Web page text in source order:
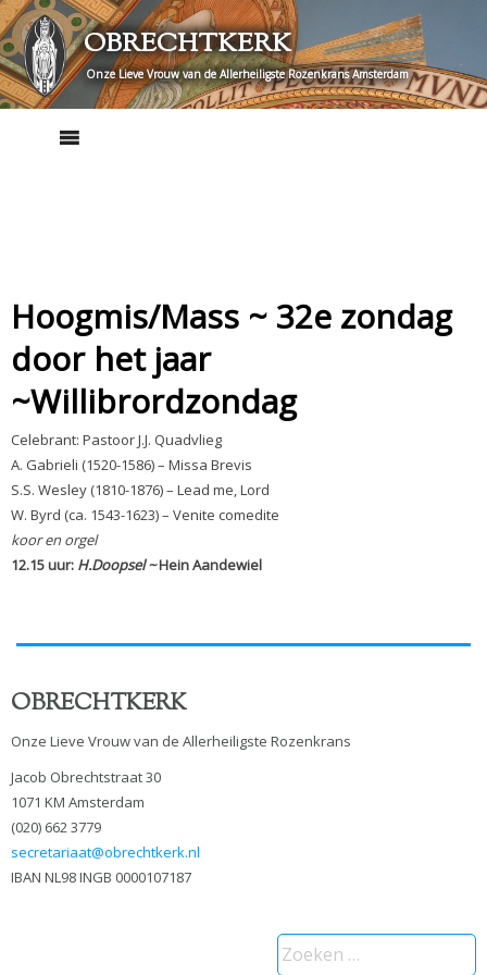
Skip
to
content
OBRECHTKERK
Onze Lieve Vrouw van de Allerheiligste Rozenkrans Amsterdam
Hoogmis/Mass ~ 32e zondag
door het jaar
~Willibrordzondag
Celebrant: Pastoor J.J. Quadvlieg
A. Gabrieli (1520-1586) – Missa Brevis
S.S. Wesley (1810-1876) – Lead me, Lord
W. Byrd (ca. 1543-1623) – Venite comedite
koor en orgel
12.15 uur: H.Doopsel ~Hein Aandewiel
OBRECHTKERK
Onze Lieve Vrouw van de Allerheiligste Rozenkrans
Jacob Obrechtstraat 30
1071 KM Amsterdam
(020) 662 3779
secretariaat@obrechtkerk.nl
IBAN NL98 INGB 0000107187
Zoeken
naar: